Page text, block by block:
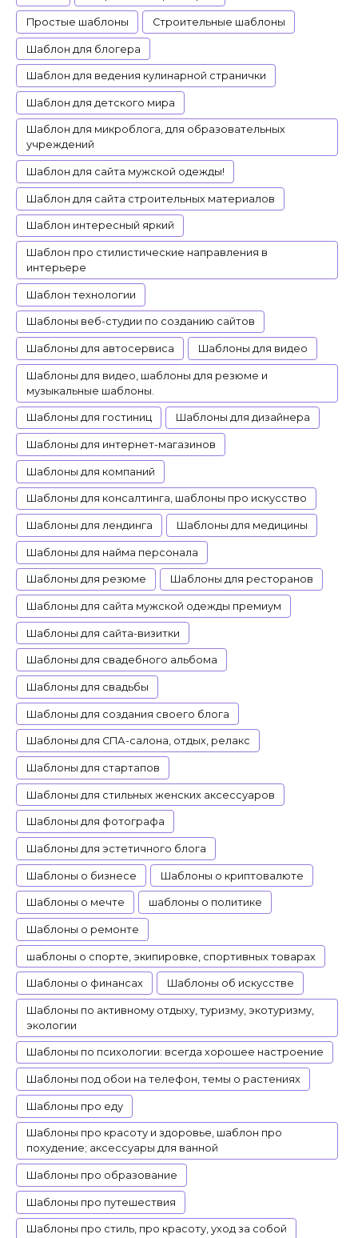
Простые шаблоны Строительные шаблоны
Шаблон для блогера
Шаблон для ведения кулинарной странички
Шаблон для детского мира
Шаблон для микроблога, для образовательных
учреждений
Шаблон для сайта мужской одежды!
Шаблон для сайта строительных материалов
Шаблон интересный яркий
Шаблон про стилистические направления в
интерьере
Шаблон технологии
Шаблоны веб-студии по созданию сайтов
Шаблоны для автосервиса Шаблоны для видео
Шаблоны для видео, шаблоны для резюме и
музыкальные шаблоны.
Шаблоны для гостиниц Шаблоны для дизайнера
Шаблоны для интернет-магазинов
Шаблоны для компаний
Шаблоны для консалтинга, шаблоны про искусство
Шаблоны для лендинга Шаблоны для медицины
Шаблоны для найма персонала
Шаблоны для резюме Шаблоны для ресторанов
Шаблоны для сайта мужской одежды премиум
Шаблоны для сайта-визитки
Шаблоны для свадебного альбома
Шаблоны для свадьбы
Шаблоны для создания своего блога
Шаблоны для СПА-салона, отдых, релакс
Шаблоны для стартапов
Шаблоны для стильных женских аксессуаров
Шаблоны для фотографа
Шаблоны для эстетичного блога
Шаблоны о бизнесе Шаблоны о криптовалюте
Шаблоны о мечте шаблоны о политике
Шаблоны о ремонте
шаблоны о спорте, экипировке, спортивных товарах
Шаблоны о финансах Шаблоны об искусстве
Шаблоны по активному отдыху, туризму, экотуризму,
экологии
Шаблоны по психологии: всегда хорошее настроение
Шаблоны под обои на телефон, темы о растениях
Шаблоны про еду
Шаблоны про красоту и здоровье, шаблон про
похудение; аксессуары для ванной
Шаблоны про образование
Шаблоны про путешествия
Шаблоны про стиль, про красоту, уход за собой